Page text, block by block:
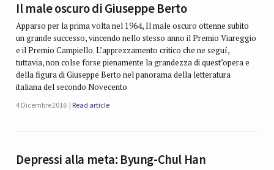
Il male oscuro di Giuseppe Berto
Apparso per la prima volta nel 1964, Il male oscuro ottenne subito
un grande successo, vincendo nello stesso anno il Premio Viareggio
e il Premio Campiello. L’apprezzamento critico che ne seguí,
tuttavia, non colse forse pienamente la grandezza di quest’opera e
della figura di Giuseppe Berto nel panorama della letteratura
italiana del secondo Novecento
4 Dicembre 2016 Read article
Depressi alla meta: Byung-Chul Han